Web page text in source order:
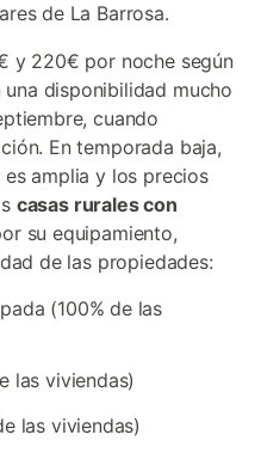
de La Barrosa.
y 220€ por noche según
disponibilidad mucho
cuando
En temporada baja,
amplia y los precios
casas rurales con
su equipamiento,
de las propiedades:
(100% de las
las viviendas)
las viviendas)